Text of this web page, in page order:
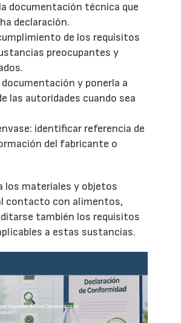
documentación técnica que
declaración.
de los requisitos
preocupantes y
y ponerla a
las autoridades cuando sea
identificar referencia de
del fabricante o
los materiales y objetos
contacto con alimentos,
también los requisitos
a estas sustancias.